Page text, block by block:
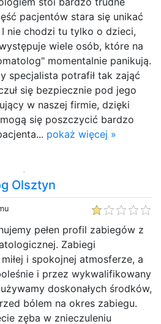
pacjentów stara się unikać
nie chodzi tu tylko o dzieci,
wiele osób, które na
momentalnie panikują.
specjalista potrafił tak zająć
się bezpiecznie pod jego
w naszej firmie, dzięki
się poszczycić bardzo
pokaż więcej »
Olsztyn
pełen profil zabiegów z
Zabiegi
i spokojnej atmosferze, a
i przez wykwalifikowany
doskonałych środków,
bólem na okres zabiegu.
zęba w znieczuleniu